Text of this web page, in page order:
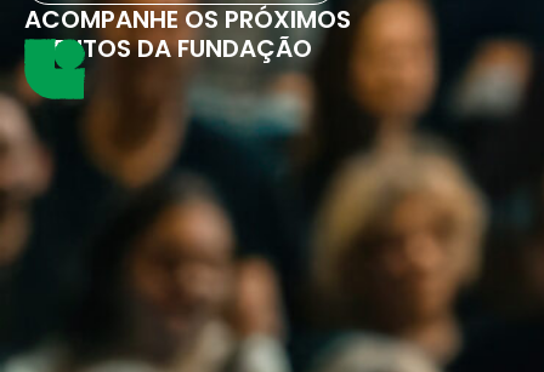
ACOMPANHE OS PRÓXIMOS
EVENTOS DA FUNDAÇÃO